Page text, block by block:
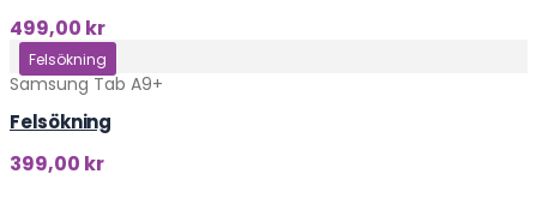
499,00 kr
Klicka här
Felsökning
Samsung Tab A9+
Felsökning
399,00 kr